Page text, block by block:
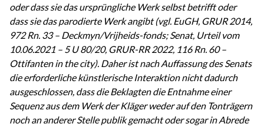
oder dass sie das ursprüngliche Werk selbst betrifft oder
dass sie das parodierte Werk angibt (vgl. EuGH, GRUR 2014,
972 Rn. 33 – Deckmyn/Vrijheids-fonds; Senat, Urteil vom
10.06.2021 – 5 U 80/20, GRUR-RR 2022, 116 Rn. 60 –
Ottifanten in the city). Daher ist nach Auffassung des Senats
die erforderliche künstlerische Interaktion nicht dadurch
ausgeschlossen, dass die Beklagten die Entnahme einer
Sequenz aus dem Werk der Kläger weder auf den Tonträgern
noch an anderer Stelle publik gemacht oder sogar in Abrede